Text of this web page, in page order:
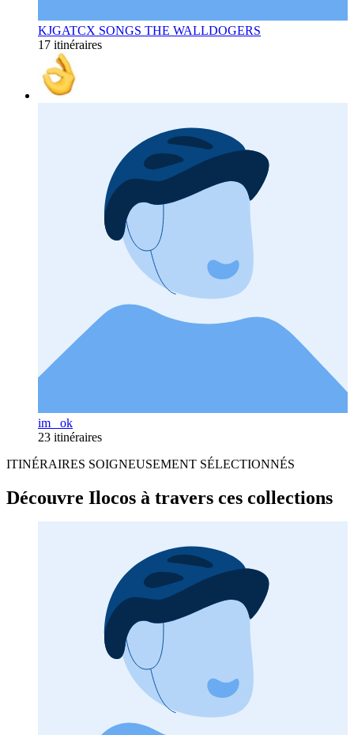
KJGATCX SONGS THE WALLDOGERS
17 itinéraires
im _ok
23 itinéraires
ITINÉRAIRES SOIGNEUSEMENT SÉLECTIONNÉS
Découvre Ilocos à travers ces collections